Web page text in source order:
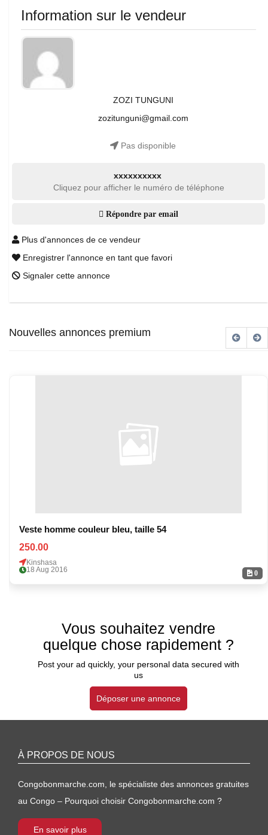
Information sur le vendeur
ZOZI TUNGUNI
zozitunguni@gmail.com
Pas disponible
xxxxxxxxxx
Cliquez pour afficher le numéro de téléphone
Répondre par email
Plus d'annonces de ce vendeur
Enregistrer l'annonce en tant que favori
Signaler cette annonce
Nouvelles annonces premium
0
Veste homme couleur bleu, taille 54
250.00
Kinshasa
18 Aug 2016
Vous souhaitez vendre
quelque chose rapidement ?
Post your ad quickly, your personal data secured with
us
Déposer une annonce
À PROPOS DE NOUS
Congobonmarche.com, le spécialiste des annonces gratuites
au Congo – Pourquoi choisir Congobonmarche.com ?
En savoir plus